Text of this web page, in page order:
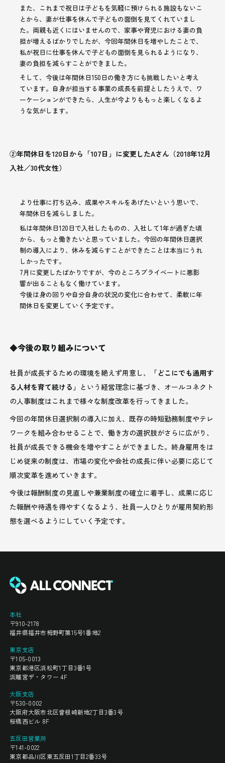
また、これまで祝日は子どもを気軽に預けられる施設もないこ
とから、妻が仕事を休んで子どもの面倒を見てくれていまし
た。両親も近くにはいませんので、家事や育児における妻の負
担が増えるばかりでしたが、今回年間休日を増やしたことで、
私が祝日に仕事を休んで子どもの面倒を見られるようになり、
妻の負担を減らすことができました。
そして、今後は年間休日150日の働き方にも挑戦したいと考え
ています。自身が担当する事業の成長を前提としたうえで、ワ
ーケーションができたら、人生が今よりももっと楽しくなるよ
うな気がします。
②年間休日を120日から「107日」に変更したAさん（2018年12月
入社／30代女性）
より仕事に打ち込み、成果やスキルをあげたいという思いで、
年間休日を減らしました。
私は年間休日120日で入社したものの、入社して1年が過ぎた頃
から、もっと働きたいと思っていました。今回の年間休日選択
制の導入により、休みを減らすことができたことは本当にうれ
しかったです。
7月に変更したばかりですが、今のところプライベートに悪影
響が出ることもなく働けています。
今後は身の回りや自分自身の状況の変化に合わせて、柔軟に年
間休日を変更していく予定です。
◆今後の取り組みについて
社員が成長するための環境を絶えず用意し、
「どこにでも通用す
る人材を育て続ける」 という経営理念に基づき、オールコネクト
の人事制度はこれまで様々な制度改革を行ってきました。
今回の年間休日選択制の導入に加え、既存の時短勤務制度やテレ
ワークを組み合わせることで、働き方の選択肢がさらに広がり、
社員が成長できる機会を増やすことができました。終身雇用をは
じめ従来の制度は、市場の変化や会社の成長に伴い必要に応じて
順次変革を進めていきます。
今後は報酬制度の見直しや兼業制度の確立に着手し、成果に応じ
た報酬や待遇を得やすくなるよう、社員一人ひとりが雇用契約形
態を選べるようにしていく予定です。
本社
〒910-2178
福井県福井市栂野町第15号1番地2
東京支店
〒105-0013
東京都港区浜松町1丁目3番1号
浜離宮ザ・タワー 4F
大阪支店
〒530-0002
大阪府大阪市北区曾根崎新地2丁目3番3号
桜橋西ビル 8F
五反田営業所
〒141-0022
東京都品川区東五反田1丁目2番33号